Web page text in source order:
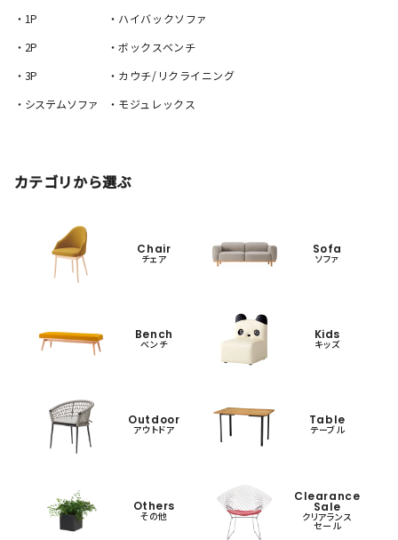
・1P
・2P
・3P
・システムソファ
・ハイバックソファ
・ボックスベンチ
・カウチ/リクライニング
・モジュレックス
カテゴリから選ぶ
Chair
チェア
Sofa
ソファ
Bench
ベンチ
Kids
キッズ
Outdoor
アウトドア
Table
テーブル
Others
その他
Clearance
Sale
クリアランス
セール